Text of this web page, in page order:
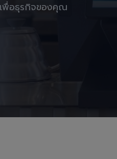
พื่อธุรกิจของคุณ